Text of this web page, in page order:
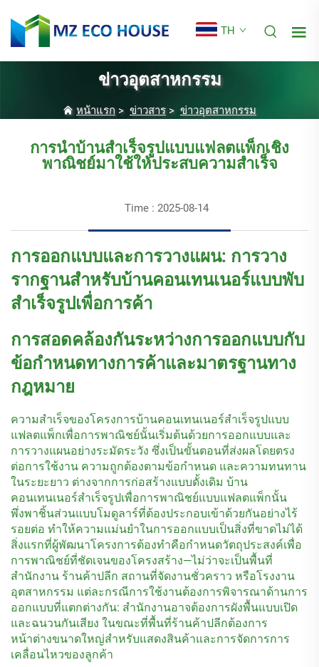
TH
ข่าวอุตสาหกรรม
หน้าแรก > ข่าวสาร > ข่าวอุตสาหกรรม
การนำบ้านสำเร็จรูปแบบแฟลตแพ็กเชิง
พาณิชย์มาใช้ให้ประสบความสำเร็จ
Time : 2025-08-14
การออกแบบและการวางแผน: การวาง
รากฐานสำหรับบ้านคอนเทนเนอร์แบบพับ
สำเร็จรูปเพื่อการค้า
การสอดคล้องกันระหว่างการออกแบบกับ
ข้อกำหนดทางการค้าและมาตรฐานทาง
กฎหมาย
ความสำเร็จของโครงการบ้านคอนเทนเนอร์สำเร็จรูปแบบ
แฟลตแพ็กเพื่อการพาณิชย์นั้นเริ่มต้นด้วยการออกแบบและ
การวางแผนอย่างระมัดระวัง ซึ่งเป็นขั้นตอนที่ส่งผลโดยตรง
ต่อการใช้งาน ความถูกต้องตามข้อกำหนด และความทนทาน
ในระยะยาว ต่างจากการก่อสร้างแบบดั้งเดิม บ้าน
คอนเทนเนอร์สำเร็จรูปเพื่อการพาณิชย์แบบแฟลตแพ็กนั้น
พึ่งพาชิ้นส่วนแบบโมดูลาร์ที่ต้องประกอบเข้าด้วยกันอย่างไร้
รอยต่อ ทำให้ความแม่นยำในการออกแบบเป็นสิ่งที่ขาดไม่ได้
สิ่งแรกที่ผู้พัฒนาโครงการต้องทำคือกำหนดวัตถุประสงค์เพื่อ
การพาณิชย์ที่ชัดเจนของโครงสร้าง—ไม่ว่าจะเป็นพื้นที่
สำนักงาน ร้านค้าปลีก สถานที่จัดงานชั่วคราว หรือโรงงาน
อุตสาหกรรม แต่ละกรณีการใช้งานต้องการพิจารณาด้านการ
ออกแบบที่แตกต่างกัน: สำนักงานอาจต้องการผังพื้นแบบเปิด
และฉนวนกันเสียง ในขณะที่พื้นที่ร้านค้าปลีกต้องการ
หน้าต่างขนาดใหญ่สำหรับแสดงสินค้าและการจัดการการ
เคลื่อนไหวของลูกค้า